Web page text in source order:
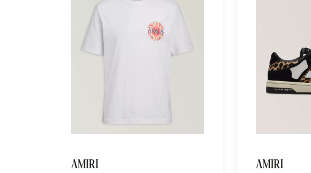
AMIRI AMIRI